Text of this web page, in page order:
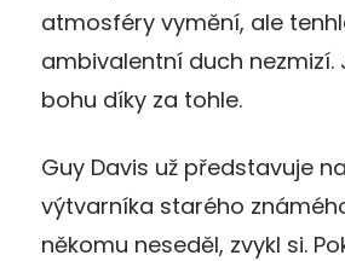
atmosféry vymění, ale
ambivalentní duch nezmizí.
bohu díky za tohle.
Guy Davis už představuje
výtvarníka starého
někomu neseděl, zvykl si.